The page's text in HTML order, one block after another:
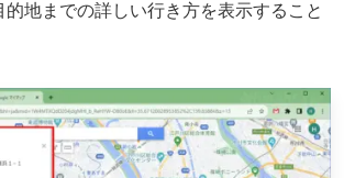
的地までの詳しい行き方を表示すること